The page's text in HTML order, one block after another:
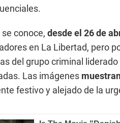
conoce, desde el 26 de
en La Libertad, pero
del grupo criminal liderado
Las imágenes
festivo y alejado de la